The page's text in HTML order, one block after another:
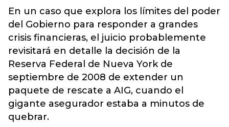
En un caso que explora los límites del poder
del Gobierno para responder a grandes
crisis financieras, el juicio probablemente
revisitará en detalle la decisión de la
Reserva Federal de Nueva York de
septiembre de 2008 de extender un
paquete de rescate a AIG, cuando el
gigante asegurador estaba a minutos de
quebrar.